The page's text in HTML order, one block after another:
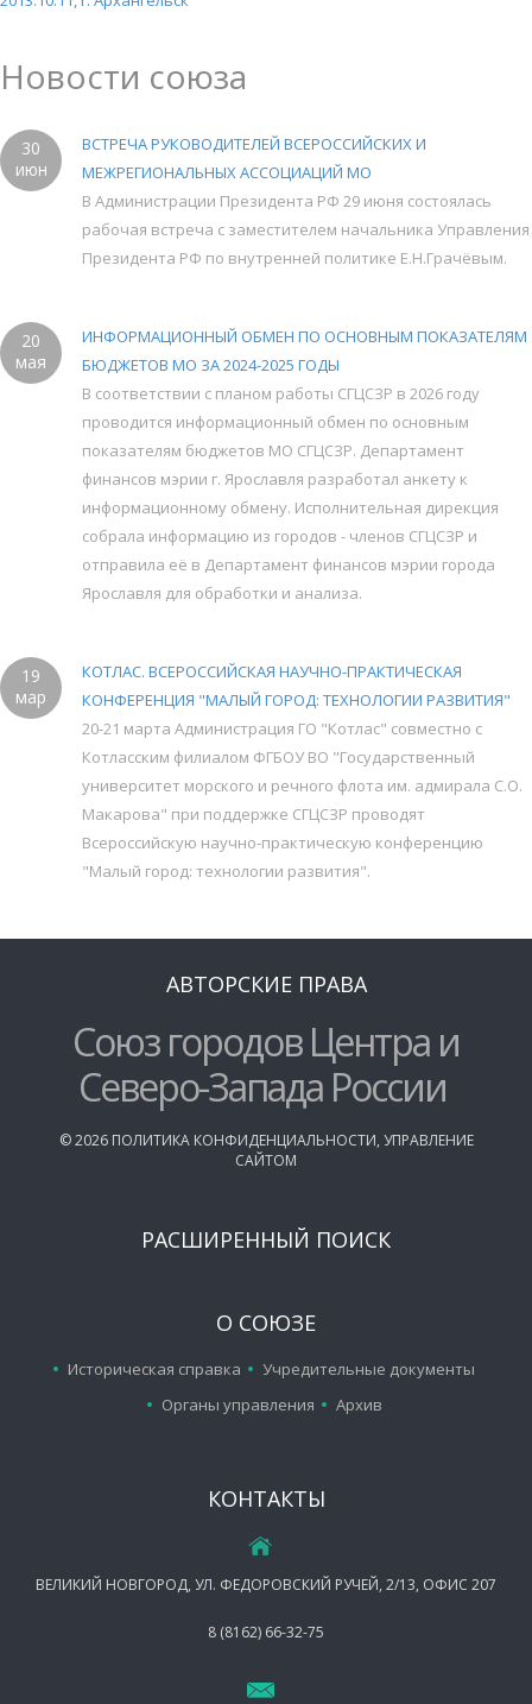
Новости союза
30
июн
ВСТРЕЧА РУКОВОДИТЕЛЕЙ ВСЕРОССИЙСКИХ И
МЕЖРЕГИОНАЛЬНЫХ АССОЦИАЦИЙ МО
В Администрации Президента РФ 29 июня состоялась
рабочая встреча с заместителем начальника Управления
Президента РФ по внутренней политике Е.Н.Грачёвым.
20
мая
ИНФОРМАЦИОННЫЙ ОБМЕН ПО ОСНОВНЫМ ПОКАЗАТЕЛЯМ
БЮДЖЕТОВ МО ЗА 2024-2025 ГОДЫ
В соответствии с планом работы СГЦСЗР в 2026 году
проводится информационный обмен по основным
показателям бюджетов МО СГЦСЗР. Департамент
финансов мэрии г. Ярославля разработал анкету к
информационному обмену. Исполнительная дирекция
собрала информацию из городов - членов СГЦСЗР и
отправила её в Департамент финансов мэрии города
Ярославля для обработки и анализа.
19
мар
КОТЛАС. ВСЕРОССИЙСКАЯ НАУЧНО-ПРАКТИЧЕСКАЯ
КОНФЕРЕНЦИЯ "МАЛЫЙ ГОРОД: ТЕХНОЛОГИИ РАЗВИТИЯ"
20-21 марта Администрация ГО "Котлас" совместно с
Котласским филиалом ФГБОУ ВО "Государственный
университет морского и речного флота им. адмирала С.О.
Макарова" при поддержке СГЦСЗР проводят
Всероссийскую научно-практическую конференцию
"Малый город: технологии развития".
АВТОРСКИЕ ПРАВА
Союз городов Центра и
Северо-Запада России
©2026 ПОЛИТИКА КОНФИДЕНЦИАЛЬНОСТИ, УПРАВЛЕНИЕ
САЙТОМ
РАСШИРЕННЫЙ ПОИСК
О СОЮЗЕ
Историческая справка
Учредительные документы
Органы управления
Архив
КОНТАКТЫ
ВЕЛИКИЙ НОВГОРОД, УЛ. ФЕДОРОВСКИЙ РУЧЕЙ, 2/13, ОФИС 207
8 (8162) 66-32-75